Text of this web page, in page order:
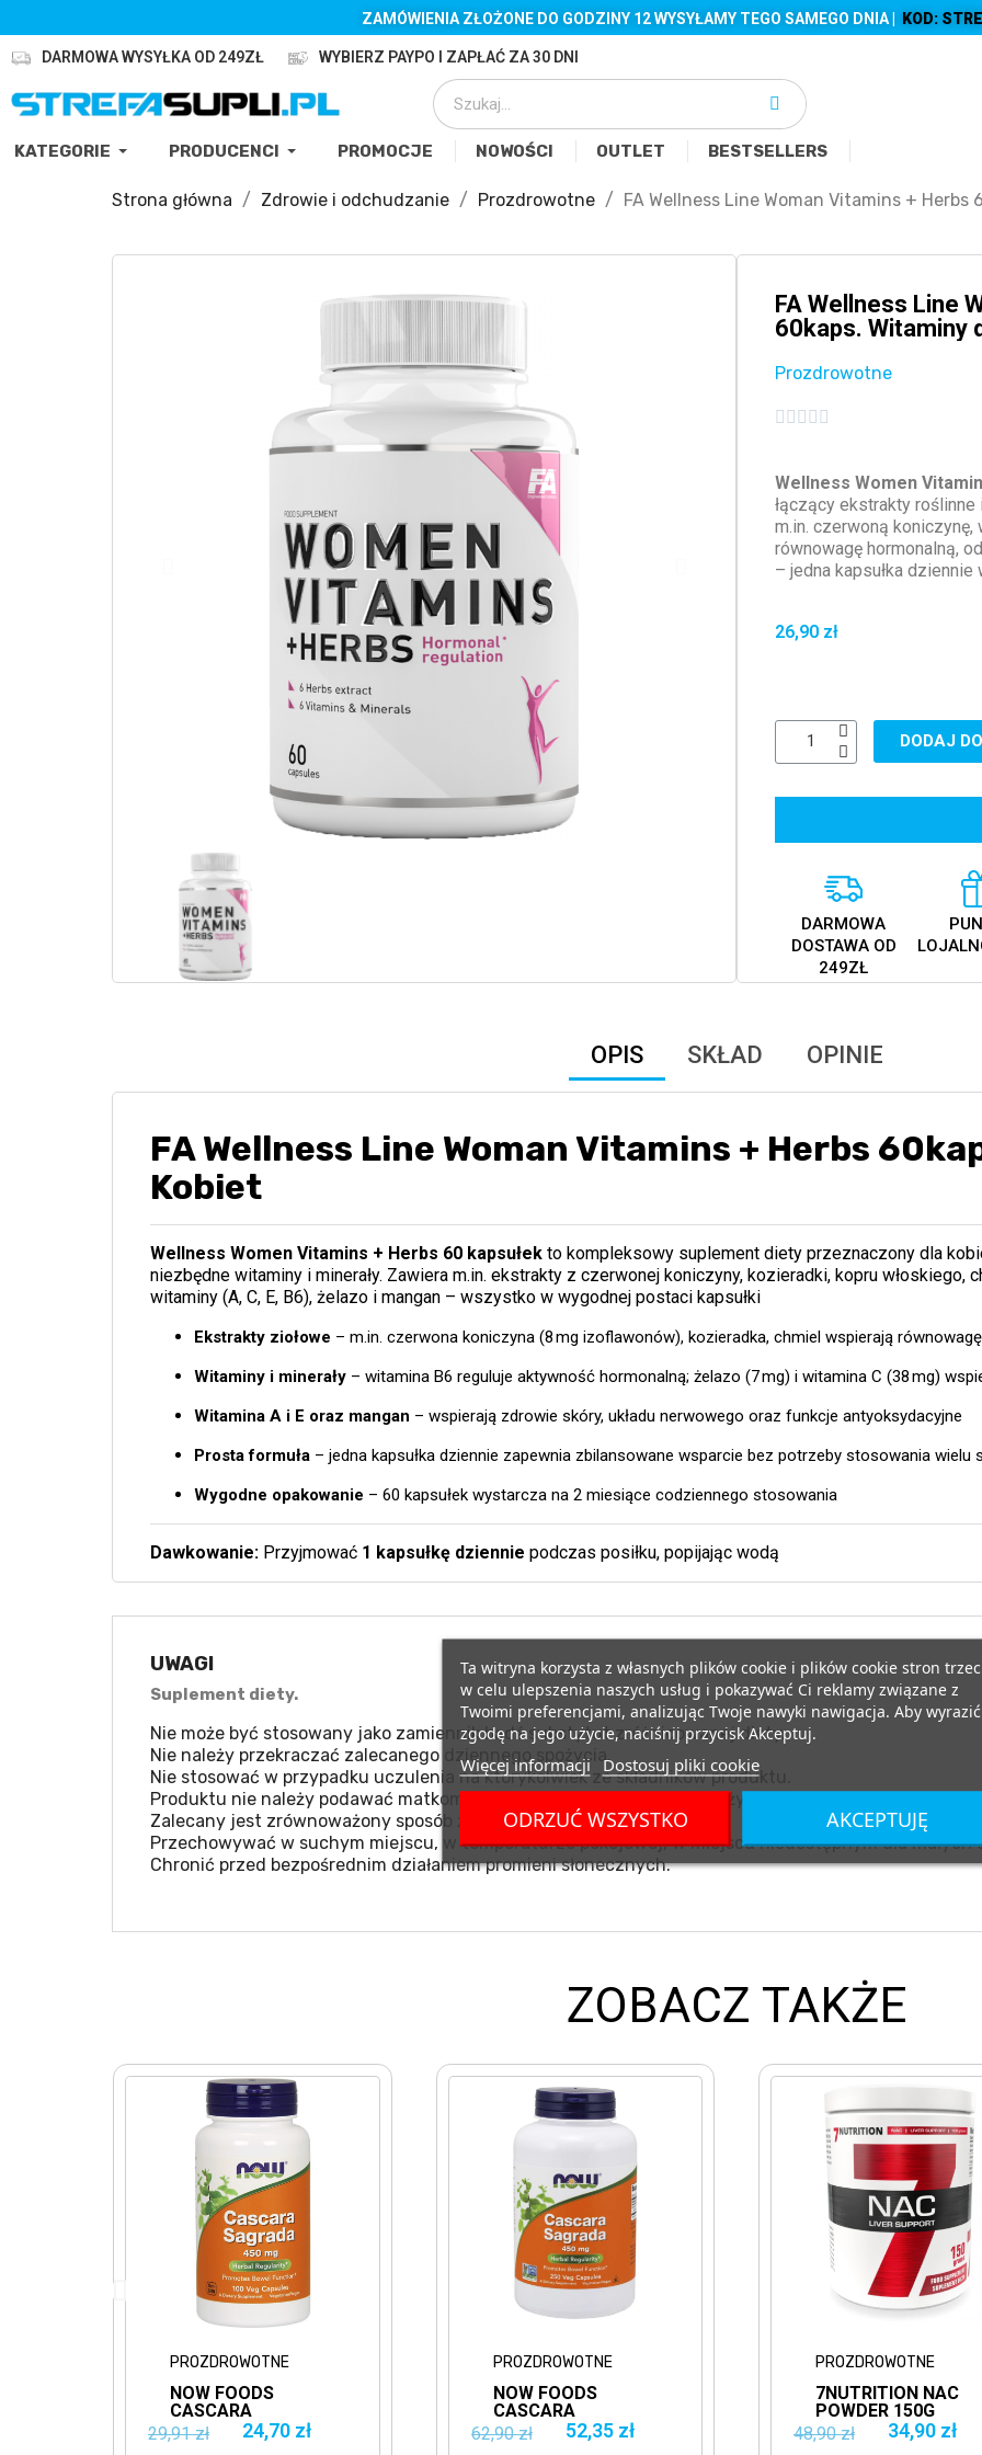
ZAMÓWIENIA ZŁOŻONE DO GODZINY 12 WYSYŁAMY TEGO SAMEGO DNIA | KOD:
DARMOWA WYSYŁKA OD 249ZŁ WYBIERZ PAYPO I ZAPŁAĆ ZA 30 DNI
KATEGORIE PRODUCENCI PROMOCJE NOWOŚCI OUTLET BESTSELLERS
Strona główna Zdrowie i odchudzanie Prozdrowotne FA Wellness Line Woman Vitamins + Herbs
FA Wellness Line
60kaps. Witaminy
Prozdrowotne
    
Wellness Women
łączący ekstrakty roślinne
m.in. czerwoną koniczynę,
równowagę hormonalną,
– jedna kapsułka dziennie
26,90 zł
DODAJ
DARMOWA
DOSTAWA OD
249ZŁ
OPIS SKŁAD OPINIE
FA Wellness Line Woman Vitamins + Herbs
Kobiet
Wellness Women Vitamins + Herbs 60 kapsułek to kompleksowy suplement diety przeznaczony dla
niezbędne witaminy i minerały. Zawiera m.in. ekstrakty z czerwonej koniczyny, kozieradki, kopru włoskiego,
witaminy (A, C, E, B6), żelazo i mangan – wszystko w wygodnej postaci kapsułki
Ekstrakty ziołowe – m.in. czerwona koniczyna (8 mg izoflawonów), kozieradka, chmiel wspierają
Witaminy i minerały – witamina B6 reguluje aktywność hormonalną; żelazo (7 mg) i witamina C (38 mg)
Witamina A i E oraz mangan – wspierają zdrowie skóry, układu nerwowego oraz funkcje antyoksydacyjne
Prosta formuła – jedna kapsułka dziennie zapewnia zbilansowane wsparcie bez potrzeby stosowania wielu
Wygodne opakowanie – 60 kapsułek wystarcza na 2 miesiące codziennego stosowania
Dawkowanie: Przyjmować 1 kapsułkę dziennie podczas posiłku, popijając wodą
UWAGI
Suplement diety.
Nie może być stosowany jako zamiennik bądź substytut zróżnicowanej diety.
Nie należy przekraczać zalecanego dziennego spożycia.
Nie stosować w przypadku uczulenia na którykolwiek ze składników produktu.
Produktu nie należy podawać matkom karmiącym oraz kobietom w ciąży.
Zalecany jest zrównoważony sposób żywienia i zdrowy tryb życia.
Przechowywać w suchym miejscu, w temperaturze pokojowej, w miejscu niedostępnym dla małych
Chronić przed bezpośrednim działaniem promieni słonecznych.
ZOBACZ TAKŻE
SAGRADA 450MG
24,70 zł
SAGRADA 450MG
52,35 zł
7NUTRITION NAC
ANTYOKSYDANT
34,90 zł
Ta witryna korzysta z własnych plików cookie i plików cookie stron
w celu ulepszenia naszych usług i pokazywać Ci reklamy związane z
Twoimi preferencjami, analizując Twoje nawyki nawigacja. Aby wyrazić
zgodę na jego użycie, naciśnij przycisk Akceptuj.
Więcej informacji Dostosuj pliki cookie
ODRZUĆ WSZYSTKO AKCEPTUJĘ